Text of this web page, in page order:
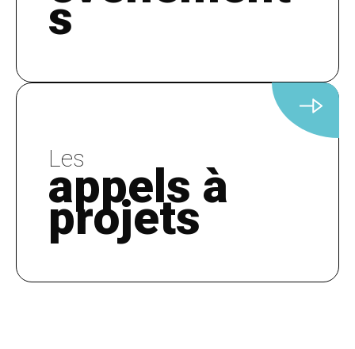
s
Les
appels à
projets